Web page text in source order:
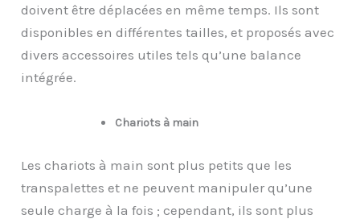
doivent être déplacées en même temps. Ils sont
disponibles en différentes tailles, et proposés avec
divers accessoires utiles tels qu’une balance
intégrée.
Chariots à main
Les chariots à main sont plus petits que les
transpalettes et ne peuvent manipuler qu’une
seule charge à la fois ; cependant, ils sont plus